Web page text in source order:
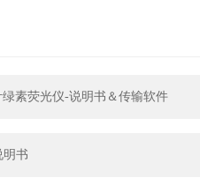
绿素荧光仪-说明书＆传输软件
明书